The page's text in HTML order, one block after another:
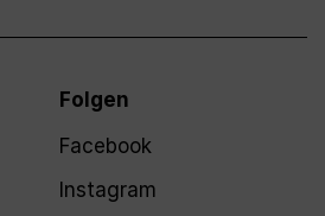
Folgen
Facebook
Instagram